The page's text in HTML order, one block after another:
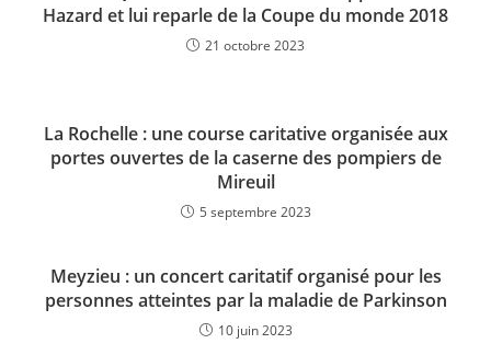
Hazard et lui reparle de la Coupe du monde 2018
21 octobre 2023
La Rochelle : une course caritative organisée aux
portes ouvertes de la caserne des pompiers de
Mireuil
5 septembre 2023
Meyzieu : un concert caritatif organisé pour les
personnes atteintes par la maladie de Parkinson
10 juin 2023